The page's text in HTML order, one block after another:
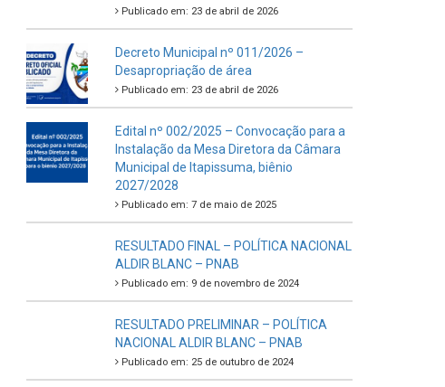
Publicado em: 23 de abril de 2026
Decreto Municipal nº 011/2026 –
Desapropriação de área
Publicado em: 23 de abril de 2026
Edital nº 002/2025 – Convocação para a
Instalação da Mesa Diretora da Câmara
Municipal de Itapissuma, biênio
2027/2028
Publicado em: 7 de maio de 2025
RESULTADO FINAL – POLÍTICA NACIONAL
ALDIR BLANC – PNAB
Publicado em: 9 de novembro de 2024
RESULTADO PRELIMINAR – POLÍTICA
NACIONAL ALDIR BLANC – PNAB
Publicado em: 25 de outubro de 2024